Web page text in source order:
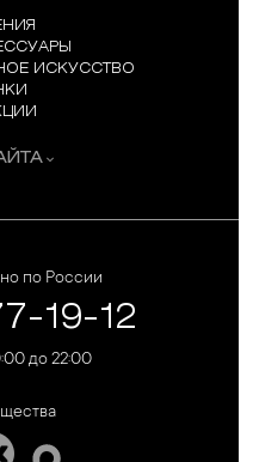
ИСКУССТВО
по России
19-12
до 22:00